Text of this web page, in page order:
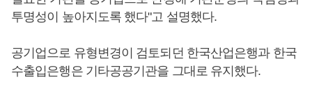
투명성이 높아지도록 했다"고 설명했다.
공기업으로 유형변경이 검토되던 한국산업은행과 한국
수출입은행은 기타공공기관을 그대로 유지했다.